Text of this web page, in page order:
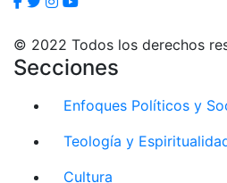
© 2022 Todos los derechos
Secciones
Enfoques Políticos y
Teología y
Cultura